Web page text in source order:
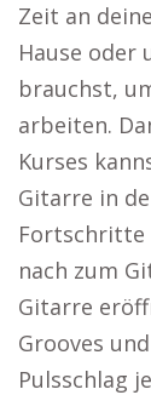
Zeit an
Hause oder
brauchst,
arbeiten.
Kurses
Gitarre in
Fortschritte
nach zum
Gitarre
Grooves
Pulsschlag